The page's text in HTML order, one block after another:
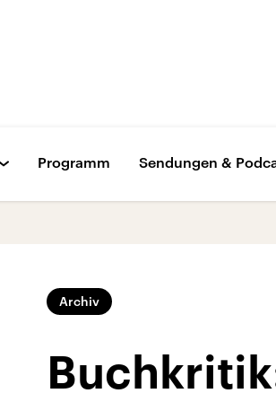
Programm Sendungen &
Archiv